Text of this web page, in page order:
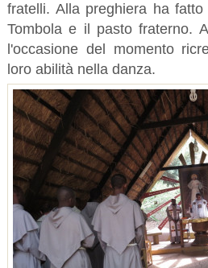
fratelli. Alla preghiera ha
Tombola e il pasto fraterno.
l'occasione del momento
loro abilità nella danza.